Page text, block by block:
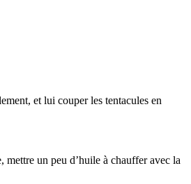
et lui couper les tentacules en
mettre un peu d’huile à chauffer avec la